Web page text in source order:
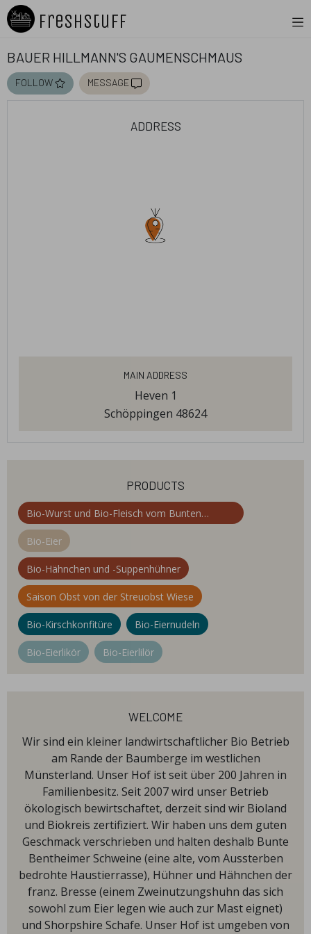
Freshstuff
Bauer Hillmann's Gaumenschmaus
follow message
address
Main Address
Heven 1
Schöppingen 48624
products
Bio-Wurst und Bio-Fleisch vom Bunten
Bentheimer Schwein
Bio-Eier
Bio-Hähnchen und -Suppenhühner
Saison Obst von der Streuobst Wiese
Bio-Kirschkonfitüre Bio-Eiernudeln
Bio-Eierlikör Bio-Eierlilör
welcome
Wir sind ein kleiner landwirtschaftlicher Bio Betrieb
am Rande der Baumberge im westlichen
Münsterland. Unser Hof ist seit über 200 Jahren in
Familienbesitz. Seit 2007 wird unser Betrieb
ökologisch bewirtschaftet, derzeit sind wir Bioland
und Biokreis zertifiziert. Wir haben uns dem guten
Geschmack verschrieben und halten deshalb Bunte
Bentheimer Schweine (eine alte, vom Aussterben
bedrohte Haustierrasse), Hühner und Hähnchen der
franz. Bresse (einem Zweinutzungshuhn das sich
sowohl zum Eier legen wie auch zur Mast eignet)
und Shorpshire Schafe. Unser Hof ist umgeben von